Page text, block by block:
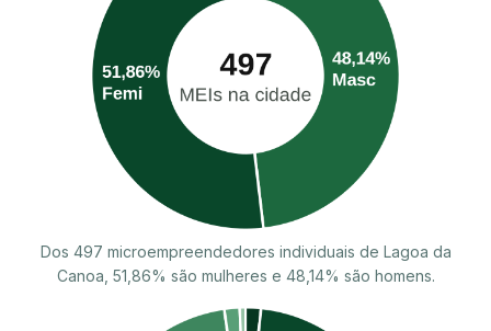
Dos 497 microempreendedores individuais de Lagoa da
Canoa, 51,86% são mulheres e 48,14% são homens.